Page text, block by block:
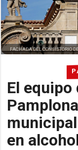
El equipo
en
FACHADA DEL CONSISTORIO